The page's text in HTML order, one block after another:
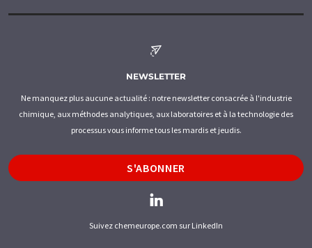
NEWSLETTER
Ne manquez plus aucune actualité : notre newsletter consacrée à l'industrie
chimique, aux méthodes analytiques, aux laboratoires et à la technologie des
processus vous informe tous les mardis et jeudis.
S'ABONNER
Suivez chemeurope.com sur LinkedIn